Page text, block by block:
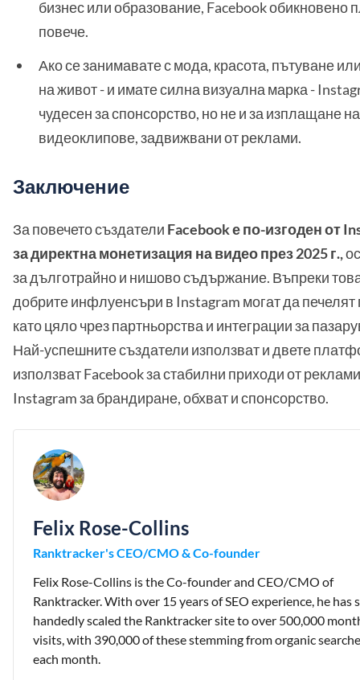
бизнес или образование, Facebook обикновено
повече.
Ако се занимавате с мода, красота, пътуване
на живот - и имате силна визуална марка -
чудесен за спонсорство, но не и за изплащане на
видеоклипове, задвижвани от реклами.
Заключение
За повечето създатели Facebook е по-изгоден от
за директна монетизация на видео през 2025 г.,
за дълготрайно и нишово съдържание. Въпреки
добрите инфлуенсъри в Instagram могат да печелят
като цяло чрез партньорства и интеграции за
Най-успешните създатели използват и двете
използват Facebook за стабилни приходи от
Instagram за брандиране, обхват и спонсорство.
Felix Rose-Collins
Ranktracker's CEO/CMO & Co-founder
Felix Rose-Collins is the Co-founder and CEO/CMO of
Ranktracker. With over 15 years of SEO experience, he has
handedly scaled the Ranktracker site to over 500,000
visits, with 390,000 of these stemming from organic
each month.